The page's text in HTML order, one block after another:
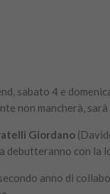
sabato 4 e
non mancherà,
Giordano
debutteranno con la
anno di